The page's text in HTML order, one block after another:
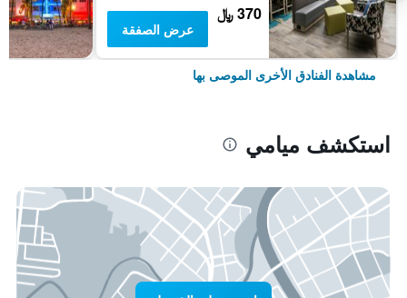
370 ﷼
عرض الصفقة
مشاهدة الفنادق الأخرى الموصى بها
استكشف ميامي